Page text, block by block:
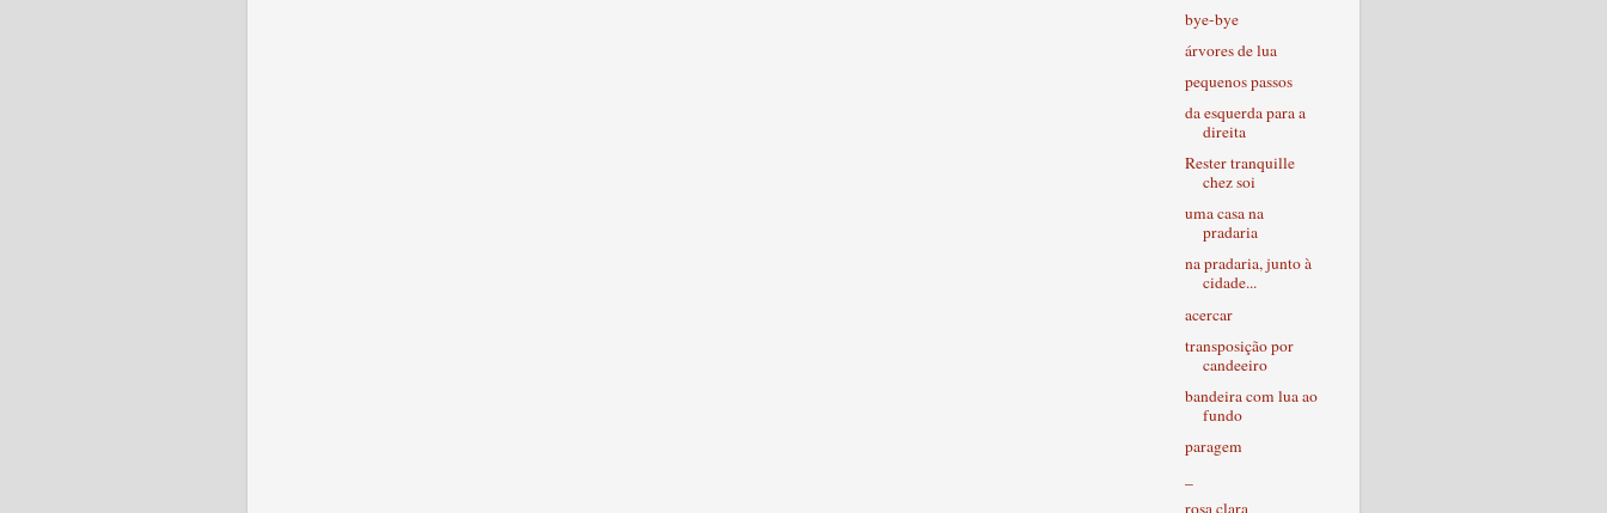
bye-bye
árvores de lua
pequenos passos
da esquerda para a
direita
Rester tranquille
chez soi
uma casa na
pradaria
na pradaria, junto à
cidade...
acercar
transposição por
candeeiro
bandeira com lua ao
fundo
paragem
rosa clara